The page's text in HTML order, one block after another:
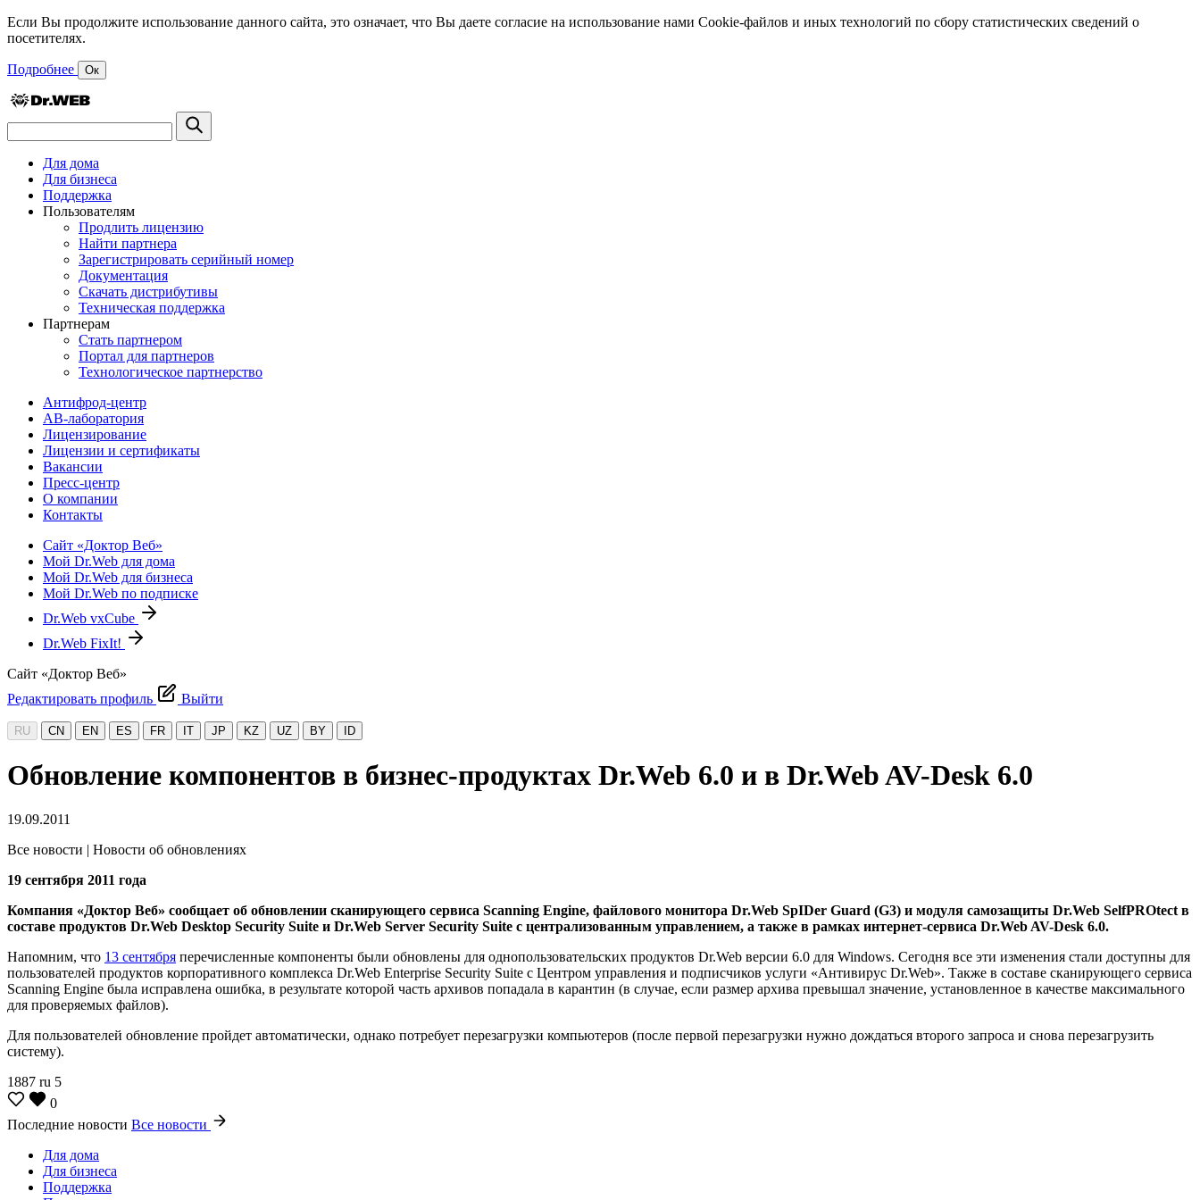
Если Вы продолжите использование данного сайта, это означает, что Вы даете согласие на использование нами Cookie-файлов и иных технологий по сбору статистических сведений о
посетителях.
Подробнее Ок
Для дома
Для бизнеса
Поддержка
Пользователям
Продлить лицензию
Найти партнера
Зарегистрировать серийный номер
Документация
Скачать дистрибутивы
Техническая поддержка
Партнерам
Стать партнером
Портал для партнеров
Технологическое партнерство
Антифрод-центр
АВ-лаборатория
Лицензирование
Лицензии и сертификаты
Вакансии
Пресс-центр
О компании
Контакты
Сайт «Доктор Веб»
Мой Dr.Web для дома
Мой Dr.Web для бизнеса
Мой Dr.Web по подписке
Dr.Web vxCube
Dr.Web FixIt!
Сайт «Доктор Веб»
Редактировать профиль
Выйти
RU CN EN ES FR IT JP KZ UZ BY ID
Обновление компонентов в бизнес-продуктах Dr.Web 6.0 и в Dr.Web AV-Desk 6.0
19.09.2011
Все новости | Новости об обновлениях
19 сентября 2011 года
Компания «Доктор Веб» сообщает об обновлении сканирующего сервиса Scanning Engine, файлового монитора Dr.Web SpIDer Guard (G3) и модуля самозащиты Dr.Web SelfPROtect в
составе продуктов Dr.Web Desktop Security Suite и Dr.Web Server Security Suite с централизованным управлением, а также в рамках интернет-сервиса Dr.Web AV-Desk 6.0.
Напомним, что 13 сентября перечисленные компоненты были обновлены для однопользовательских продуктов Dr.Web версии 6.0 для Windows. Сегодня все эти изменения стали доступны для
пользователей продуктов корпоративного комплекса Dr.Web Enterprise Security Suite с Центром управления и подписчиков услуги «Антивирус Dr.Web». Также в составе сканирующего сервиса
Scanning Engine была исправлена ошибка, в результате которой часть архивов попадала в карантин (в случае, если размер архива превышал значение, установленное в качестве максимального
для проверяемых файлов).
Для пользователей обновление пройдет автоматически, однако потребует перезагрузки компьютеров (после первой перезагрузки нужно дождаться второго запроса и снова перезагрузить
систему).
1887 ru 5
0
Последние новости Все новости
Для дома
Для бизнеса
Поддержка